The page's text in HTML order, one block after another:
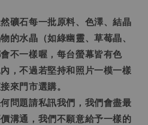
礦石每一批原料、色澤、結晶
的水晶（如綠幽靈、草莓晶、
不一樣喔，每台螢幕皆有色
，不過若堅持和照片一模一樣
來門市選購。
問題請私訊我們，我們會盡最
溝通，我們不願意給予一樣的